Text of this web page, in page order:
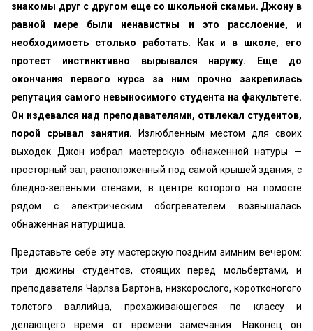
знакомы друг с другом еще со школьной скамьи. Джону в
равной мере были ненавистны и это расслоение, и
необходимость столько работать.
Как и в школе, его
протест инстинктивно вырывался наружу.
Еще до
окончания первого курса за ним прочно закрепилась
репутация самого невыносимого студента на факультете.
Он издевался над преподавателями, отвлекал студентов,
порой срывал занятия. Излюбленным местом для своих
выходок Джон избрал мастерскую обнаженной натуры —
просторный зал, расположенный под самой крышей здания, с
бледно-зелеными стенами, в центре которого на помосте
рядом с электрическим обогревателем возвышалась
обнаженная натурщица.
Представьте себе эту мастерскую поздним зимним вечером:
три дюжины студентов, стоящих перед мольбертами, и
преподавателя Чарлза Бартона, низкорослого, коротконогого
толстого валлийца, прохаживающегося по классу и
делающего время от времени замечания. Наконец он